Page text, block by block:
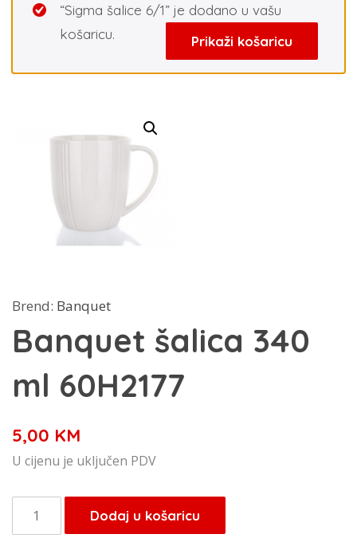
“Sigma šalice 6/1” je dodano u vašu
košaricu.
Prikaži košaricu
Brend: Banquet
Banquet šalica 340
ml 60H2177
5,00 KM
U cijenu je uključen PDV
Banquet
šalica
Dodaj u košaricu